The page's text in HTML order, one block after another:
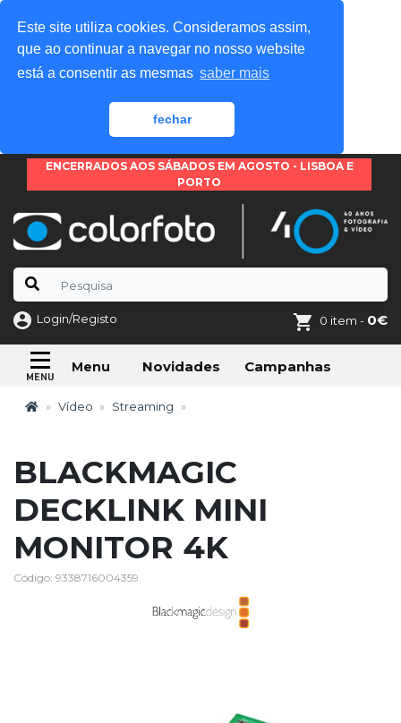
Este site utiliza cookies. Consideramos assim,
que ao continuar a navegar no nosso website
está a consentir as mesmas saber mais
fechar
ENCERRADOS AOS SÁBADOS EM AGOSTO - LISBOA E
PORTO
Login/Registo 0 item - 0€
Menu Novidades Campanhas
Vídeo Streaming
BLACKMAGIC
DECKLINK MINI
MONITOR 4K
Código: 9338716004359